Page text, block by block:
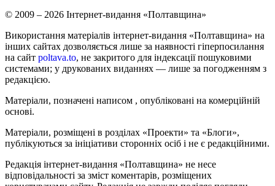
© 2009 – 2026 Інтернет-видання «Полтавщина»
Використання матеріалів інтернет-видання «Полтавщина» на
інших сайтах дозволяється лише за наявності гіперпосилання
на сайт poltava.to, не закритого для індексації пошуковими
системами; у друкованих виданнях — лише за погодженням з
редакцією.
Матеріали, позначені написом , опубліковані на комерційній
основі.
Матеріали, розміщені в розділах «Проекти» та «Блоги»,
публікуються за ініціативи сторонніх осіб і не є редакційними.
Редакція інтернет-видання «Полтавщина» не несе
відповідальності за зміст коментарів, розміщених